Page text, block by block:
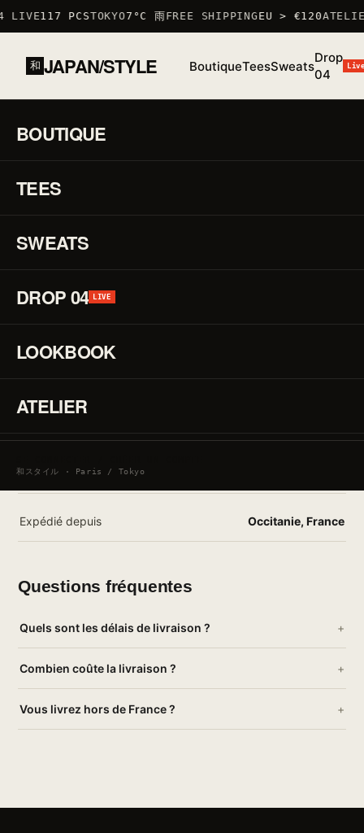
LIVE117 PCSTOKYO7°C 雨FREE SHIPPINGEU > €120
和 JAPAN/STYLE BoutiqueTeesSweats
Drop
04
BOUTIQUE
TEES
SWEATS
DROP 04 LIVE
LOOKBOOK
ATELIER
和スタイル · Paris / Tokyo
Accueil/ Livraison
LIVRAISON
Occitanie. Livraison rapide en 48 h, et offerte
dès deux articles.
Livraison offerte dès 2 articles
Délai ≈ 48 h après expédition
À partir de 2 articles
Expédié depuis Occitanie, France
Questions fréquentes
Quels sont les délais de livraison ?
Combien coûte la livraison ?
Vous livrez hors de France ?